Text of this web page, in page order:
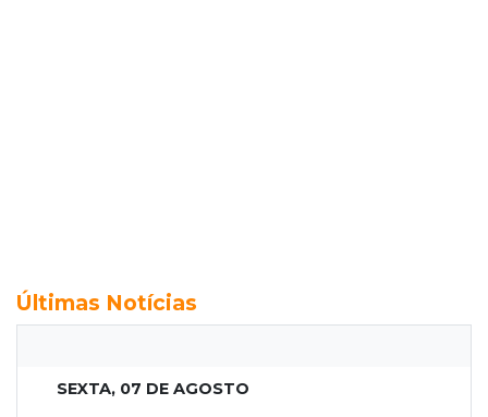
Últimas Notícias
SEXTA, 07 DE AGOSTO